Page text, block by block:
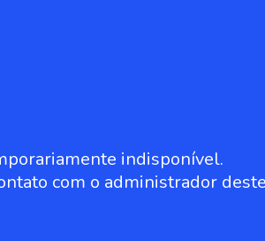
indisponível.
com o administrador